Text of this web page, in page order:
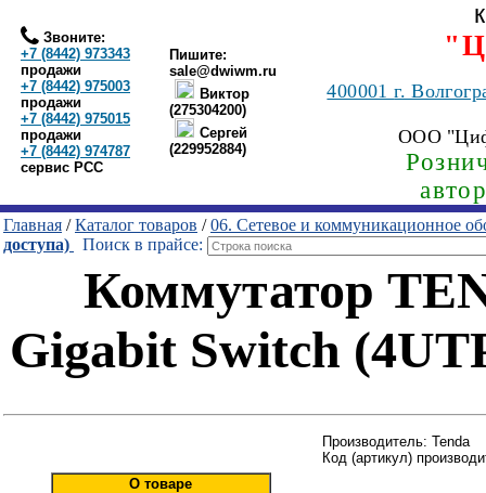
Звоните:
+7 (8442) 973343
продажи
+7 (8442) 975003
продажи
+7 (8442) 975015
продажи
+7 (8442) 974787
сервис РСС
Пишите:
sale@dwiwm.ru
Виктор
(275304200)
Сергей
(229952884)
400001г.
ООО
Главная /Каталог товаров /06. Сетевое и коммуникационное
доступа)
Поиск в прайсе:
Коммутатор
Gigabit Switch
О товаре
Производитель: Tenda
Код (артикул)